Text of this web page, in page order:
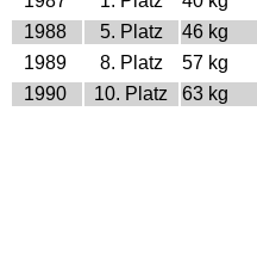
1988
5. Platz 46 kg
1989
8. Platz 57 kg
1990
10. Platz 63 kg